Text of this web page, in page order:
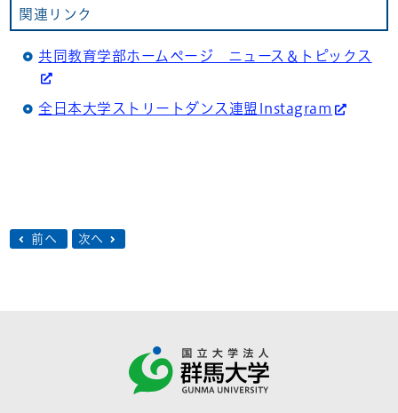
関連リンク
共同教育学部ホームページ ニュース＆トピックス
全日本大学ストリートダンス連盟Instagram
前へ 次へ